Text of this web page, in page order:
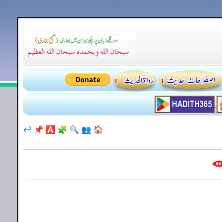
🏠
👥
🔍
🧩
🅰️
📌
↩️